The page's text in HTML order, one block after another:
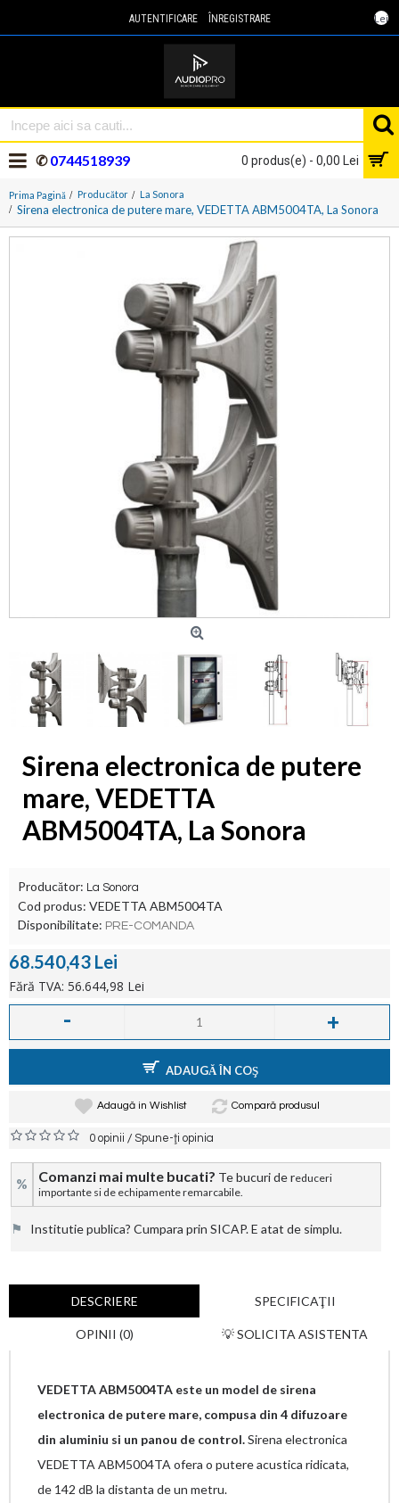
Lei
AUTENTIFICARE ÎNREGISTRARE
0 produs(e) - 0,00 Lei
✆0744518939
Prima Pagină Producător La Sonora
Sirena electronica de putere mare, VEDETTA ABM5004TA, La Sonora
Sirena electronica de putere
mare, VEDETTA
ABM5004TA, La Sonora
Producător: La Sonora
Cod produs: VEDETTA ABM5004TA
Disponibilitate: PRE-COMANDA
68.540,43 Lei
Fără TVA: 56.644,98 Lei
- +
ADAUGĂ ÎN COŞ
Adaugă in Wishlist Compară produsul
0 opinii /Spune-ţi opinia
% Comanzi mai multe bucati? Te bucuri de reduceri
importante si de echipamente remarcabile.
⚑ Institutie publica? Cumpara prin SICAP. E atat de simplu.
DESCRIERE SPECIFICAŢII
OPINII (0) 💡 SOLICITA ASISTENTA
VEDETTA ABM5004TA este un model de sirena
electronica de putere mare, compusa din 4 difuzoare
din aluminiu si un panou de control.Sirena electronica
VEDETTA ABM5004TA ofera o putere acustica ridicata,
de 142 dB la distanta de un metru.